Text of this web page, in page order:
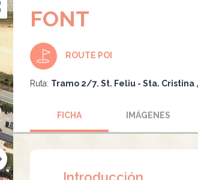
FONT
ROUTE POI
Ruta: Tramo 2/7. St. Feliu - Sta. Cristina
FICHA IMÁGENES